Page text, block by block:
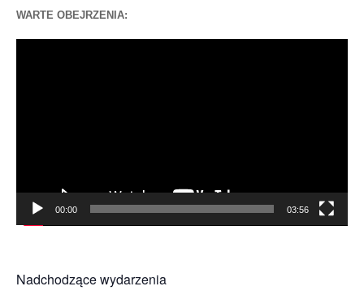
WARTE OBEJRZENIA:
00:00 03:56
Nadchodzące wydarzenia